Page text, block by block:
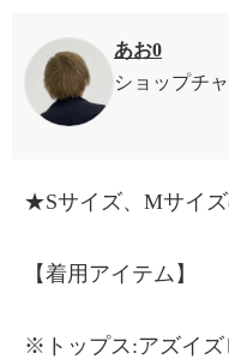
あお0
ショップチ
★Sサイズ、Mサイズ
【着用アイテム】
※トップス:アズイズ